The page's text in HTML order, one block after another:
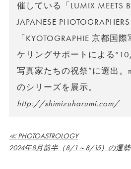
催している「LUMIX MEETS
JAPANESE
「KYOTOGRAPHIE 京都国
ケリングサポートによる
写真家たちの祝祭”に選出
のシリーズを展示。
http://shimizuharumi.com/
≪ PHOTOASTROLOGY
2024年8月前半（8/1～8/15）の運勢